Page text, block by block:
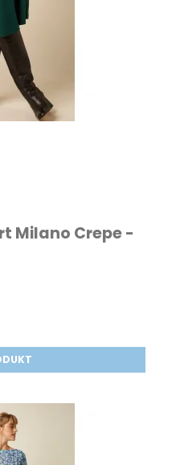
Milano Crepe -